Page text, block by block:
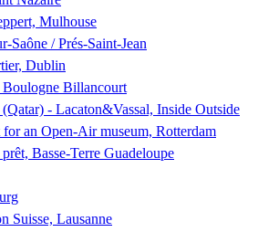
Mulhouse
Saône / Prés-Saint-Jean
Dublin
Boulogne Billancourt
- Lacaton&Vassal, Inside Outside
an Open-Air museum, Rotterdam
Basse-Terre Guadeloupe
Suisse, Lausanne